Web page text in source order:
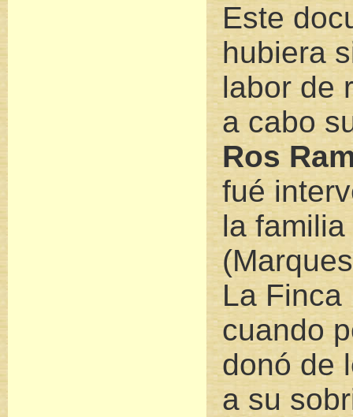
Este
hubiera
labor de
a cabo
Ros
fué
la
La Finca
cuando
donó de
a su